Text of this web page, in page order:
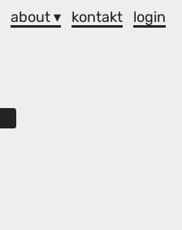
about ▾ kontakt login